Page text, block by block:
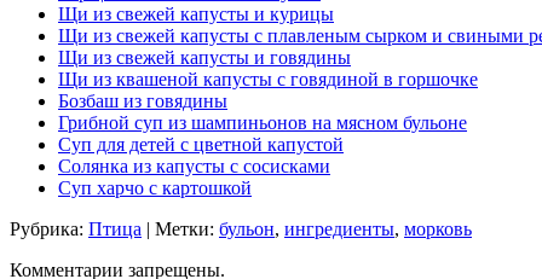
Щи из свежей капусты и курицы
Щи из свежей капусты с плавленым сырком и свиными
Щи из свежей капусты и говядины
Щи из квашеной капусты с говядиной в горшочке
Бозбаш из говядины
Грибной суп из шампиньонов на мясном бульоне
Суп для детей с цветной капустой
Солянка из капусты с сосисками
Суп харчо с картошкой
Рубрика: Птица | Метки: бульон, ингредиенты, морковь
Комментарии запрещены.